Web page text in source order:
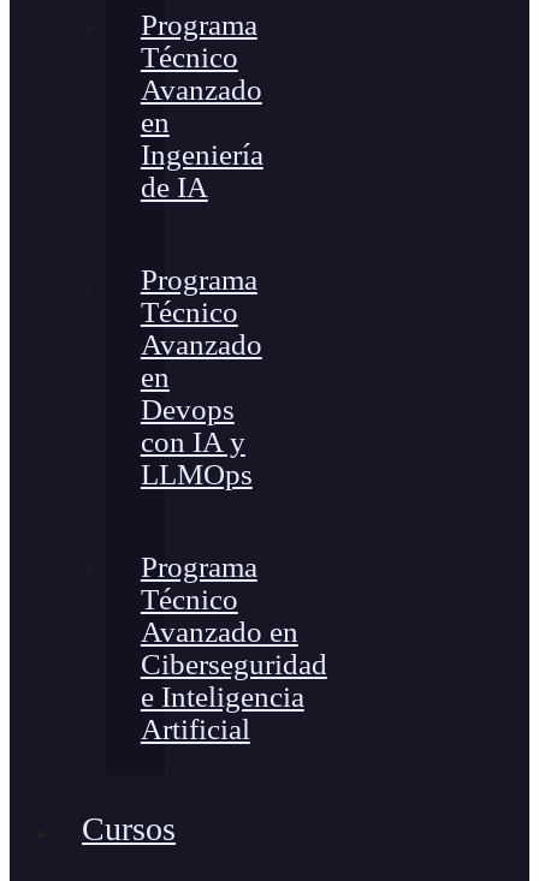
Programa
Técnico
Avanzado
en
Ingeniería
de IA
Programa
Técnico
Avanzado
en
Devops
con IA y
LLMOps
Programa
Técnico
Avanzado en
Ciberseguridad
e Inteligencia
Artificial
Cursos